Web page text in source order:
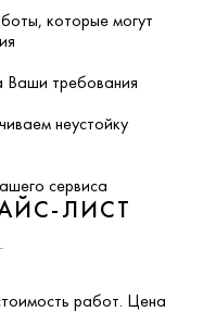
которые могут
Ваши требования
неустойку
сервиса
ЛИСТ
работ. Цена